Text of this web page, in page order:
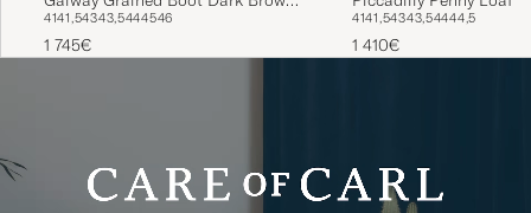
Utah Calf
4141,54343,5444546
1 745€
Antique
4141,54343,54444,5
1 410€